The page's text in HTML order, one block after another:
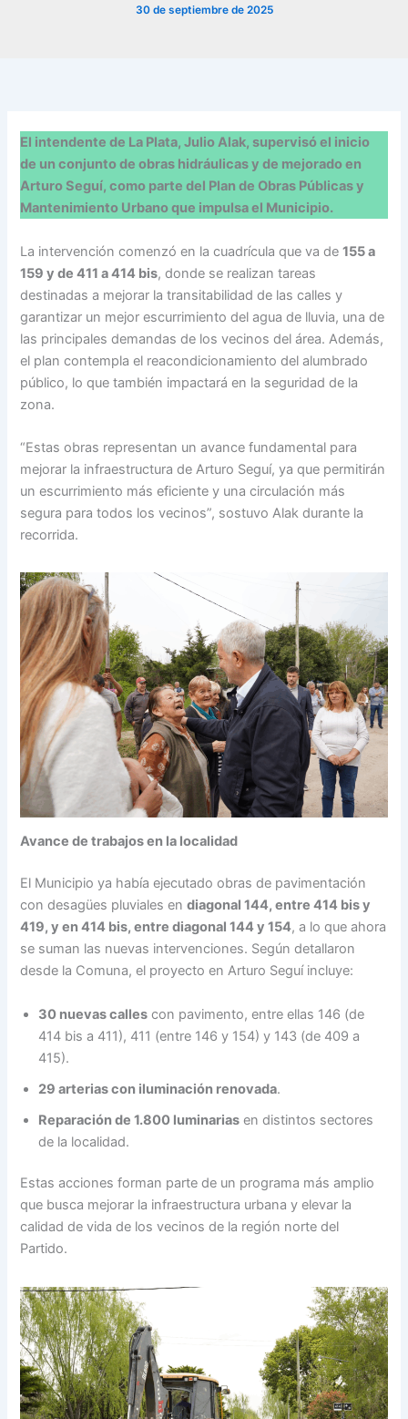
30 de septiembre de 2025
El intendente de La Plata, Julio Alak, supervisó el inicio
de un conjunto de obras hidráulicas y de mejorado en
Arturo Seguí, como parte del Plan de Obras Públicas y
Mantenimiento Urbano que impulsa el Municipio.
La intervención comenzó en la cuadrícula que va de155 a
159 y de 411 a 414 bis, donde se realizan tareas
destinadas a mejorar la transitabilidad de las calles y
garantizar un mejor escurrimiento del agua de lluvia, una de
las principales demandas de los vecinos del área. Además,
el plan contempla el reacondicionamiento del alumbrado
público, lo que también impactará en la seguridad de la
zona.
“Estas obras representan un avance fundamental para
mejorar la infraestructura de Arturo Seguí, ya que permitirán
un escurrimiento más eficiente y una circulación más
segura para todos los vecinos”, sostuvo Alak durante la
recorrida.
Avance de trabajos en la localidad
El Municipio ya había ejecutado obras de pavimentación
con desagües pluviales endiagonal 144, entre 414 bis y
419, y en 414 bis, entre diagonal 144 y 154, a lo que ahora
se suman las nuevas intervenciones. Según detallaron
desde la Comuna, el proyecto en Arturo Seguí incluye:
30 nuevas calles con pavimento, entre ellas 146 (de
414 bis a 411), 411 (entre 146 y 154) y 143 (de 409 a
415).
29 arterias con iluminación renovada.
Reparación de 1.800 luminarias en distintos sectores
de la localidad.
Estas acciones forman parte de un programa más amplio
que busca mejorar la infraestructura urbana y elevar la
calidad de vida de los vecinos de la región norte del
Partido.